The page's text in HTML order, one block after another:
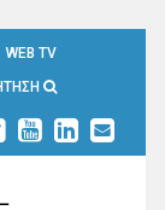
WEB TV